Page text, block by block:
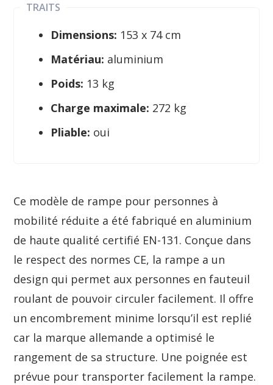
TRAITS
Dimensions: 153 x 74 cm
Matériau: aluminium
Poids: 13 kg
Charge maximale: 272 kg
Pliable: oui
Ce modèle de rampe pour personnes à
mobilité réduite a été fabriqué en aluminium
de haute qualité certifié EN-131. Conçue dans
le respect des normes CE, la rampe a un
design qui permet aux personnes en fauteuil
roulant de pouvoir circuler facilement. Il offre
un encombrement minime lorsqu’il est replié
car la marque allemande a optimisé le
rangement de sa structure. Une poignée est
prévue pour transporter facilement la rampe.